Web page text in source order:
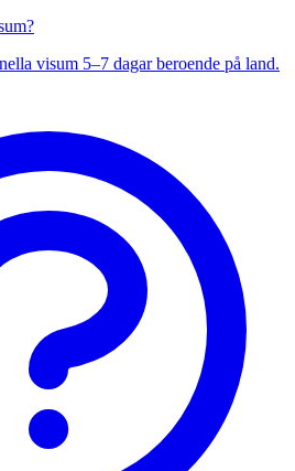
visum 5–7 dagar beroende på land.